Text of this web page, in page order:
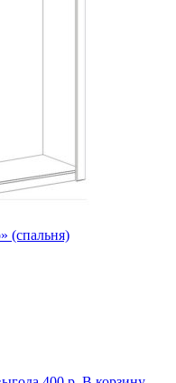
(спальня)